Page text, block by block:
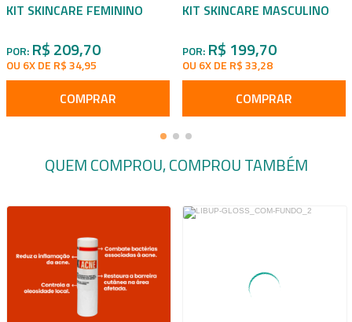
KIT SKINCARE FEMININO
POR: R$ 209,70
OU 6X DE R$ 34,95
COMPRAR
KIT SKINCARE MASCULINO
POR: R$ 199,70
OU 6X DE R$ 33,28
COMPRAR
QUEM COMPROU, COMPROU TAMBÉM